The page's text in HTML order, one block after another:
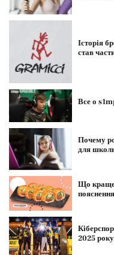
Історія
став
Все о
Почему
для
Що краще
2025 року